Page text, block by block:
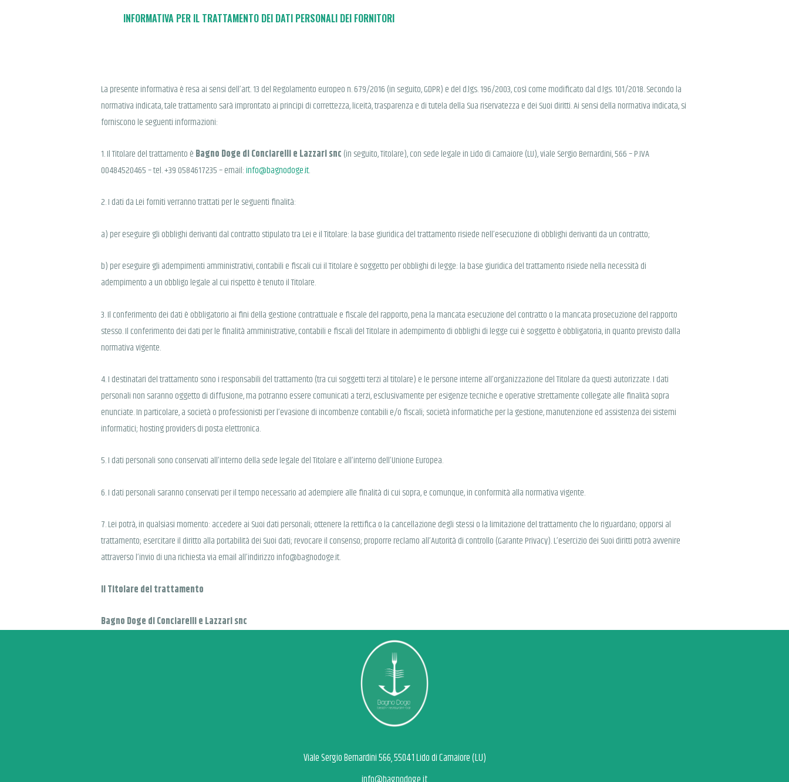
INFORMATIVA PER IL TRATTAMENTO DEI DATI PERSONALI DEI FORNITORI
La presente informativa è resa ai sensi dell’art. 13 del Regolamento europeo n. 679/2016 (in seguito, GDPR) e del d.lgs. 196/2003, così come modificato dal d.lgs. 101/2018. Secondo la
normativa indicata, tale trattamento sarà improntato ai principi di correttezza, liceità, trasparenza e di tutela della Sua riservatezza e dei Suoi diritti. Ai sensi della normativa indicata, si
forniscono le seguenti informazioni:
1. Il Titolare del trattamento è Bagno Doge di Conciarelli e Lazzari snc (in seguito, Titolare), con sede legale in Lido di Camaiore (LU), viale Sergio Bernardini, 566 – P.IVA
00484520465 – tel. +39 0584617235 – email:info@bagnodoge.it.
2. I dati da Lei forniti verranno trattati per le seguenti finalità:
a) per eseguire gli obblighi derivanti dal contratto stipulato tra Lei e il Titolare: la base giuridica del trattamento risiede nell’esecuzione di obblighi derivanti da un contratto;
b) per eseguire gli adempimenti amministrativi, contabili e fiscali cui il Titolare è soggetto per obblighi di legge: la base giuridica del trattamento risiede nella necessità di
adempimento a un obbligo legale al cui rispetto è tenuto il Titolare.
3. Il conferimento dei dati è obbligatorio ai fini della gestione contrattuale e fiscale del rapporto, pena la mancata esecuzione del contratto o la mancata prosecuzione del rapporto
stesso. Il conferimento dei dati per le finalità amministrative, contabili e fiscali del Titolare in adempimento di obblighi di legge cui è soggetto è obbligatoria, in quanto previsto dalla
normativa vigente.
4. I destinatari del trattamento sono i responsabili del trattamento (tra cui soggetti terzi al titolare) e le persone interne all’organizzazione del Titolare da questi autorizzate. I dati
personali non saranno oggetto di diffusione, ma potranno essere comunicati a terzi, esclusivamente per esigenze tecniche e operative strettamente collegate alle finalità sopra
enunciate. In particolare, a società o professionisti per l’evasione di incombenze contabili e/o fiscali; società informatiche per la gestione, manutenzione ed assistenza dei sistemi
informatici; hosting providers di posta elettronica.
5. I dati personali sono conservati all’interno della sede legale del Titolare e all’interno dell’Unione Europea.
6. I dati personali saranno conservati per il tempo necessario ad adempiere alle finalità di cui sopra, e comunque, in conformità alla normativa vigente.
7. Lei potrà, in qualsiasi momento: accedere ai Suoi dati personali; ottenere la rettifica o la cancellazione degli stessi o la limitazione del trattamento che lo riguardano; opporsi al
trattamento; esercitare il diritto alla portabilità dei Suoi dati; revocare il consenso; proporre reclamo all’Autorità di controllo (Garante Privacy). L’esercizio dei Suoi diritti potrà avvenire
attraverso l’invio di una richiesta via email all’indirizzo info@bagnodoge.it.
Il Titolare del trattamento
Bagno Doge di Conciarelli e Lazzari snc
Viale Sergio Bernardini 566, 55041 Lido di Camaiore (LU)